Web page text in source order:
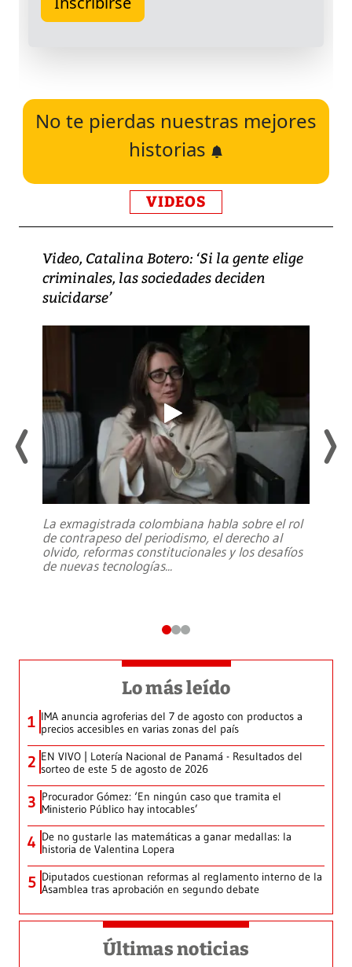
No te pierdas nuestras mejores
historias
VIDEOS
Video, Catalina Botero: ‘Si la gente elige
criminales, las sociedades deciden
suicidarse’
La exmagistrada colombiana habla sobre el rol
de contrapeso del periodismo, el derecho al
olvido, reformas constitucionales y los desafíos
de nuevas tecnologías...
Lo más leído
1 IMA anuncia agroferias del 7 de agosto con productos a
precios accesibles en varias zonas del país
2 EN VIVO | Lotería Nacional de Panamá - Resultados del
sorteo de este 5 de agosto de 2026
3 Procurador Gómez: ‘En ningún caso que tramita el
Ministerio Público hay intocables’
4 De no gustarle las matemáticas a ganar medallas: la
historia de Valentina Lopera
5 Diputados cuestionan reformas al reglamento interno de la
Asamblea tras aprobación en segundo debate
Últimas noticias